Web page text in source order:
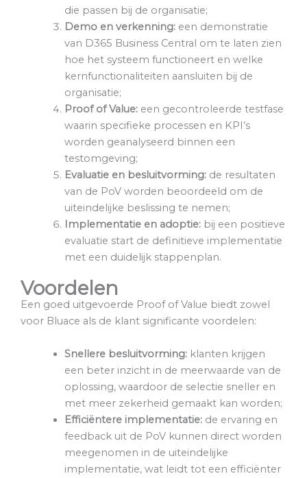
die passen bij de organisatie;
Demo en verkenning: een demonstratie
van D365 Business Central om te laten zien
hoe het systeem functioneert en welke
kernfunctionaliteiten aansluiten bij de
organisatie;
Proof of Value:een gecontroleerde testfase
waarin specifieke processen en KPI’s
worden geanalyseerd binnen een
testomgeving;
Evaluatie en besluitvorming:de resultaten
van de PoV worden beoordeeld om de
uiteindelijke beslissing te nemen;
Implementatie en adoptie: bij een positieve
evaluatie start de definitieve implementatie
met een duidelijk stappenplan.
Voordelen
Een goed uitgevoerde Proof of Value biedt zowel
voor Bluace als de klant significante voordelen:
Snellere besluitvorming:klanten krijgen
een beter inzicht in de meerwaarde van de
oplossing, waardoor de selectie sneller en
met meer zekerheid gemaakt kan worden;
Efficiëntere implementatie: de ervaring en
feedback uit de PoV kunnen direct worden
meegenomen in de uiteindelijke
implementatie, wat leidt tot een efficiënter